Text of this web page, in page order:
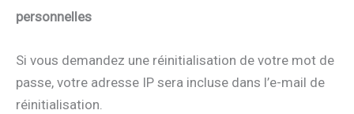
personnelles
Si vous demandez une réinitialisation de votre mot de
passe, votre adresse IP sera incluse dans l’e-mail de
réinitialisation.